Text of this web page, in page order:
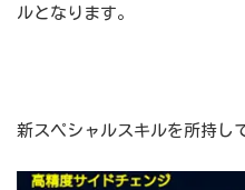
ルとなります。
新スペシャルスキルを所持し